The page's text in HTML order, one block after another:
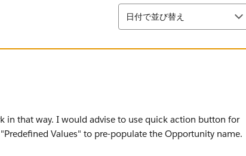
並び替え
日付で並び替え
in that way. I would advise to use quick action button for
Values" to pre-populate the Opportunity name.